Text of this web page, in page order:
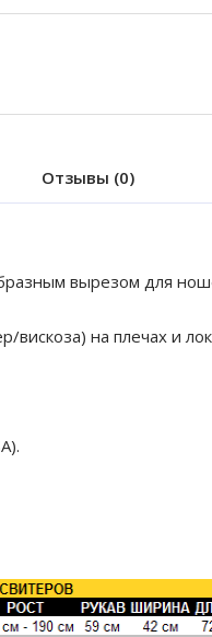
Отзывы (0)
вырезом для
вискоза) на плечах и